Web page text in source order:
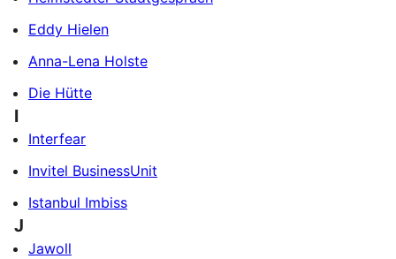
Eddy Hielen
Anna-Lena Holste
Die Hütte
I
Interfear
Invitel BusinessUnit
Istanbul Imbiss
J
Jawoll